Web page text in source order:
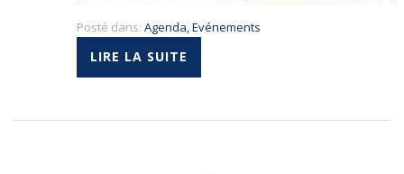
Posté dans: Agenda,Evénements
LIRE LA SUITE